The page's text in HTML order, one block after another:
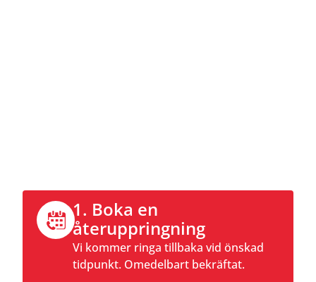
1. Boka en
återuppringning
Vi kommer ringa tillbaka vid önskad
tidpunkt. Omedelbart bekräftat.